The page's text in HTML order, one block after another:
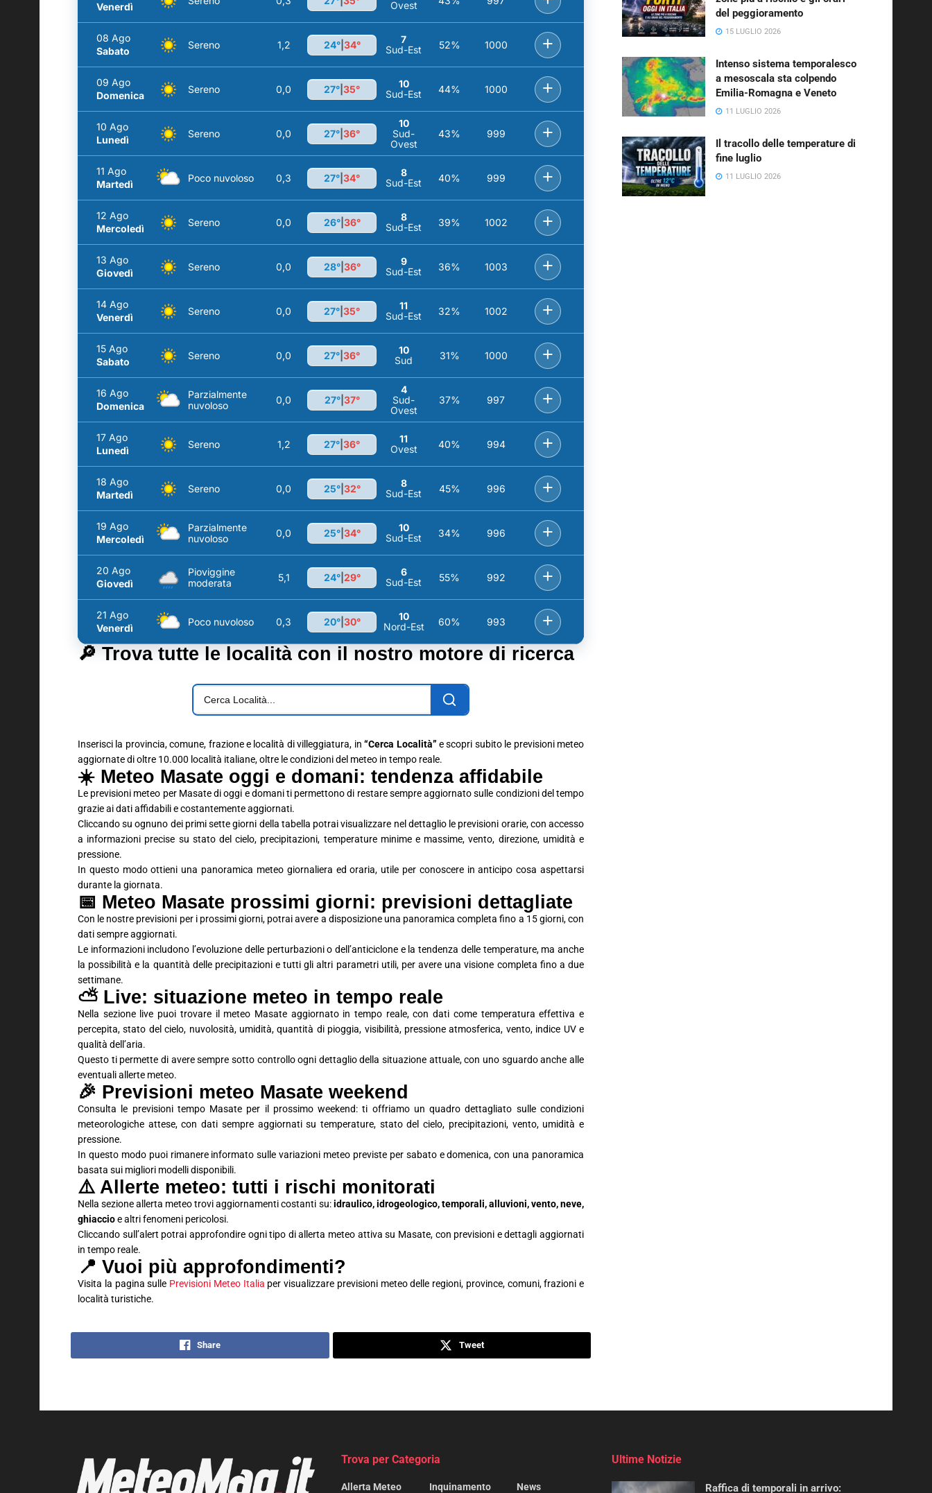
Venerdì
Ovest
08 Ago
Sabato
Sereno 1,2 24°| 34°
7
Sud-Est
52% 1000 +
09 Ago
Domenica
Sereno 0,0 27° 35°
10
Sud-Est
44% 1000 +
10 Ago
Lunedì
Sereno 0,0 27° 36°
10
Sud-
Ovest
43% 999 +
11 Ago
Martedì
Poco nuvoloso 0,3 27° 34°
8
Sud-Est
40% 999 +
12 Ago
Mercoledì
Sereno 0,0 26°| 36°
8
Sud-Est
39% 1002 +
13 Ago
Giovedì
Sereno 0,0 28°| 36°
9
Sud-Est
36% 1003 +
14 Ago
Venerdì
Sereno 0,0 27° 35°
11
Sud-Est
32% 1002 +
15 Ago
Sabato
Sereno 0,0 27° 36°
10
Sud
31% 1000 +
16 Ago
Domenica
Parzialmente
nuvoloso
0,0 27°| 37°
4
Sud-
Ovest
37% 997 +
17 Ago
Lunedì
Sereno 1,2 27° 36°
11
Ovest
40% 994 +
18 Ago
Martedì
Sereno 0,0 25°| 32°
8
Sud-Est
45% 996 +
19 Ago
Mercoledì
Parzialmente
nuvoloso
0,0 25°| 34°
10
Sud-Est
34% 996 +
20 Ago
Giovedì
Pioviggine
moderata
5,1 24°| 29°
6
Sud-Est
55% 992 +
21 Ago
Venerdì
Poco nuvoloso 0,3 20°| 30°
10
Nord-Est
60% 993 +
🔎 Trova tutte le località con il nostro motore di ricerca
Inserisci la provincia, comune, frazione e località di villeggiatura, in“Cerca Località” e scopri subito le previsioni meteo
aggiornate di oltre 10.000 località italiane, oltre le condizioni del meteo in tempo reale.
☀️ Meteo Masate oggi e domani: tendenza affidabile
Le previsioni meteo per Masate di oggi e domani ti permettono di restare sempre aggiornato sulle condizioni del tempo
grazie ai dati affidabili e costantemente aggiornati.
Cliccando su ognuno dei primi sette giorni della tabella potrai visualizzare nel dettaglio le previsioni orarie, con accesso
a informazioni precise su stato del cielo, precipitazioni, temperature minime e massime, vento, direzione, umidità e
pressione.
In questo modo ottieni una panoramica meteo giornaliera ed oraria, utile per conoscere in anticipo cosa aspettarsi
durante la giornata.
📅 Meteo Masate prossimi giorni: previsioni dettagliate
Con le nostre previsioni per i prossimi giorni, potrai avere a disposizione una panoramica completa fino a 15 giorni, con
dati sempre aggiornati.
Le informazioni includono l’evoluzione delle perturbazioni o dell’anticiclone e la tendenza delle temperature, ma anche
la possibilità e la quantità delle precipitazioni e tutti gli altri parametri utili, per avere una visione completa fino a due
settimane.
⛅ Live: situazione meteo in tempo reale
Nella sezione live puoi trovare il meteo Masate aggiornato in tempo reale, con dati come temperatura effettiva e
percepita, stato del cielo, nuvolosità, umidità, quantità di pioggia, visibilità, pressione atmosferica, vento, indice UV e
qualità dell’aria.
Questo ti permette di avere sempre sotto controllo ogni dettaglio della situazione attuale, con uno sguardo anche alle
eventuali allerte meteo.
🎉 Previsioni meteo Masate weekend
Consulta le previsioni tempo Masate per il prossimo weekend: ti offriamo un quadro dettagliato sulle condizioni
meteorologiche attese, con dati sempre aggiornati su temperature, stato del cielo, precipitazioni, vento, umidità e
pressione.
In questo modo puoi rimanere informato sulle variazioni meteo previste per sabato e domenica, con una panoramica
basata sui migliori modelli disponibili.
⚠️ Allerte meteo: tutti i rischi monitorati
Nella sezione allerta meteo trovi aggiornamenti costanti su:idraulico, idrogeologico, temporali, alluvioni, vento, neve,
ghiaccioe altri fenomeni pericolosi.
Cliccando sull’alert potrai approfondire ogni tipo di allerta meteo attiva su Masate, con previsioni e dettagli aggiornati
in tempo reale.
📍 Vuoi più approfondimenti?
Visita la pagina sulle Previsioni Meteo Italia per visualizzare previsioni meteo delle regioni, province, comuni, frazioni e
località turistiche.
Share Tweet
del peggioramento
15 LUGLIO 2026
Intenso sistema temporalesco
a mesoscala sta colpendo
Emilia-Romagna e Veneto
11 LUGLIO 2026
Il tracollo delle temperature di
fine luglio
11 LUGLIO 2026
Trova per Categoria
Allerta Meteo
Inquinamento
News
Ultime Notizie
Raffica di temporali in arrivo: